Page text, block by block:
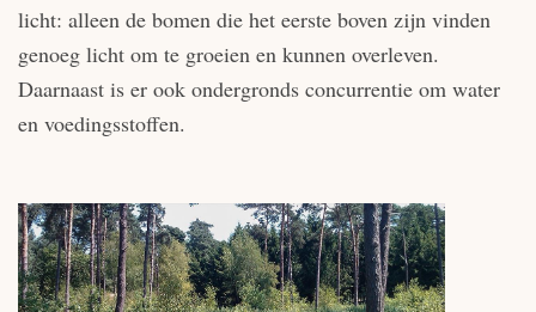
licht: alleen de bomen die het eerste boven zijn vinden
genoeg licht om te groeien en kunnen overleven.
Daarnaast is er ook ondergronds concurrentie om water
en voedingsstoffen.